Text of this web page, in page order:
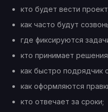
кто будет вести
как часто будут
где фиксируются
кто принимает
как быстро подрядчик
как оформляются
кто отвечает за сроки;